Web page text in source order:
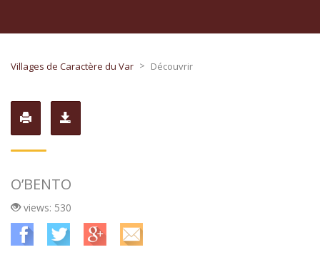
Villages de Caractère du Var > Découvrir
O’BENTO
views: 530